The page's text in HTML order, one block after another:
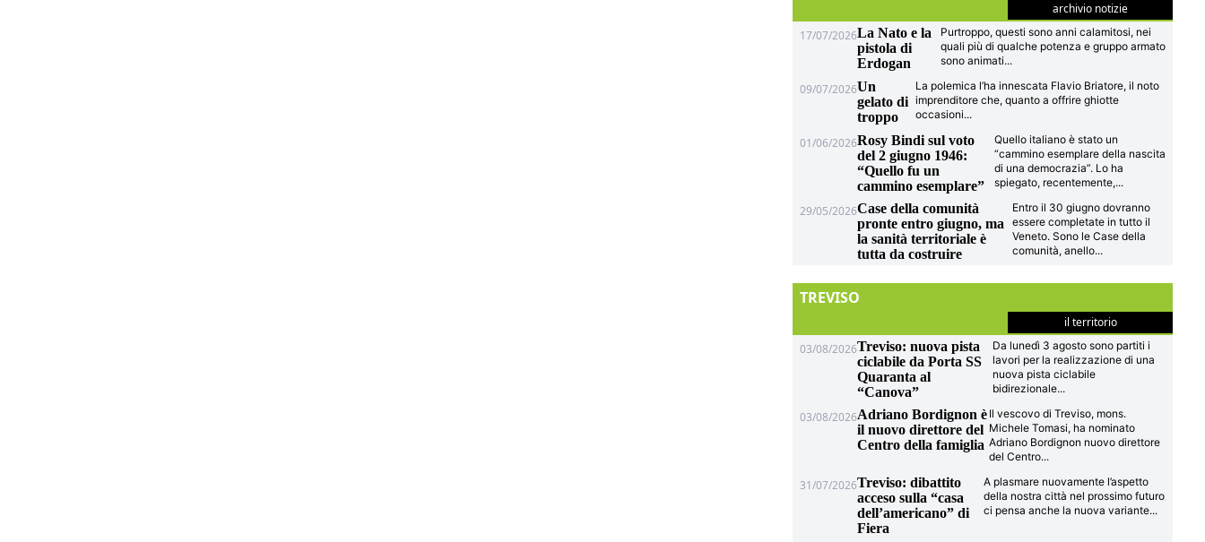
archivio notizie
17/07/2026La Nato e la
pistola di
Erdogan
Purtroppo, questi sono anni calamitosi, nei
quali più di qualche potenza e gruppo armato
sono animati...
09/07/2026Un
gelato di
troppo
La polemica l’ha innescata Flavio Briatore, il noto
imprenditore che, quanto a offrire ghiotte
occasioni...
01/06/2026Rosy Bindi sul voto
del 2 giugno 1946:
“Quello fu un
cammino esemplare”
Quello italiano è stato un
“cammino esemplare della nascita
di una democrazia”. Lo ha
spiegato, recentemente,...
29/05/2026Case della comunità
pronte entro giugno, ma
la sanità territoriale è
tutta da costruire
Entro il 30 giugno dovranno
essere completate in tutto il
Veneto. Sono le Case della
comunità, anello...
TREVISO
il territorio
03/08/2026Treviso: nuova pista
ciclabile da Porta SS
Quaranta al
“Canova”
Da lunedì 3 agosto sono partiti i
lavori per la realizzazione di una
nuova pista ciclabile
bidirezionale...
03/08/2026Adriano Bordignon è
il nuovo direttore del
Centro della famiglia
Il vescovo di Treviso, mons.
Michele Tomasi, ha nominato
Adriano Bordignon nuovo direttore
del Centro...
31/07/2026Treviso: dibattito
acceso sulla “casa
dell’americano” di
Fiera
A plasmare nuovamente l’aspetto
della nostra città nel prossimo futuro
ci pensa anche la nuova variante...